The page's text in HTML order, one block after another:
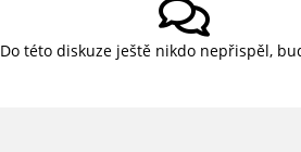
Do této diskuze ještě nikdo nepřispěl,